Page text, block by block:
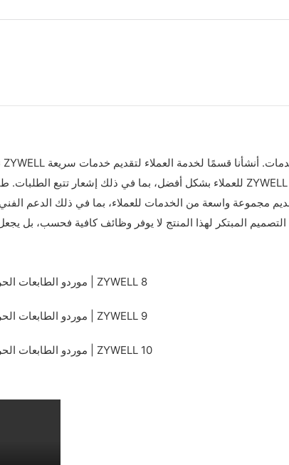
مجموعة واسعة من الخدمات للعملاء، بما في ذلك الدعم الفني